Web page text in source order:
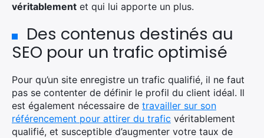
véritablement et qui lui apporte un plus.
Des contenus destinés au
SEO pour un trafic optimisé
Pour qu’un site enregistre un trafic qualifié, il ne faut
pas se contenter de définir le profil du client idéal. Il
est également nécessaire de travailler sur son
référencement pour attirer du trafic véritablement
qualifié, et susceptible d’augmenter votre taux de